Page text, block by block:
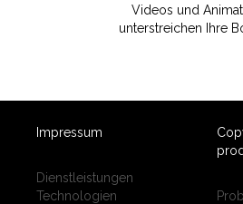
Videos und
unterstreichen Ihre
Impressum
Dienstleistungen
Technologien